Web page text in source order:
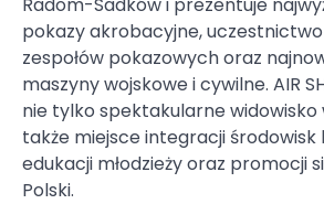
pokazy akrobacyjne,
zespołów pokazowych oraz
maszyny wojskowe i cywilne. AIR
nie tylko spektakularne
także miejsce integracji środowisk
edukacji młodzieży oraz promocji
Polski.